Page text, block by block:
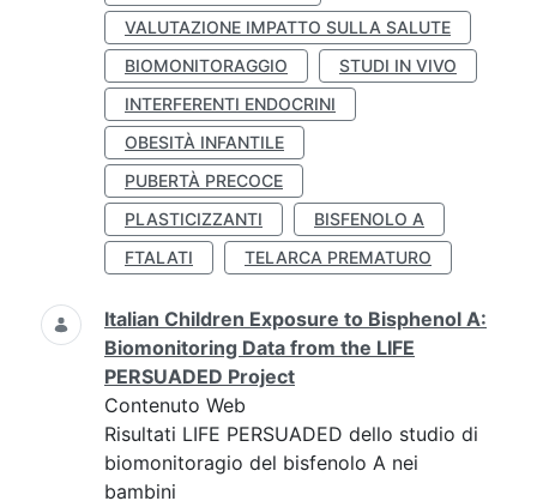
VALUTAZIONE IMPATTO SULLA SALUTE
BIOMONITORAGGIO
STUDI IN VIVO
INTERFERENTI ENDOCRINI
OBESITÀ INFANTILE
PUBERTÀ PRECOCE
PLASTICIZZANTI
BISFENOLO A
FTALATI
TELARCA PREMATURO
Italian Children Exposure to Bisphenol A:
Biomonitoring Data from the LIFE
PERSUADED Project
Contenuto Web
Risultati LIFE PERSUADED dello studio di
biomonitoragio del bisfenolo A nei
bambini